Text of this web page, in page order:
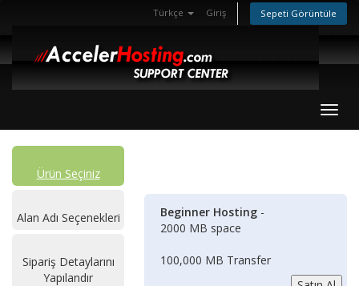
Türkçe Giriş Sepeti Görüntüle
Ürün Seçiniz
Alan Adı Seçenekleri
Sipariş Detaylarını
Yapılandır
Beginner Hosting -
2000 MB space
100,000 MB Transfer